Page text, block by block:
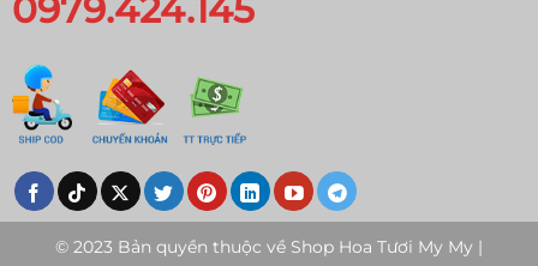
0979.424.145
© 2023 Bản quyền thuộc về Shop Hoa Tươi My My |